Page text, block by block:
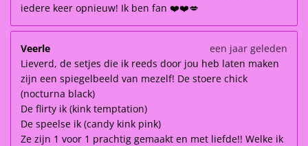
iedere keer opnieuw! Ik ben fan ❤️❤️💋
Veerle
een jaar geleden
Lieverd, de setjes die ik reeds door jou heb laten maken
zijn een spiegelbeeld van mezelf! De stoere chick
(nocturna black)
De flirty ik (kink temptation)
De speelse ik (candy kink pink)
Ze zijn 1 voor 1 prachtig gemaakt en met liefde!! Welke ik